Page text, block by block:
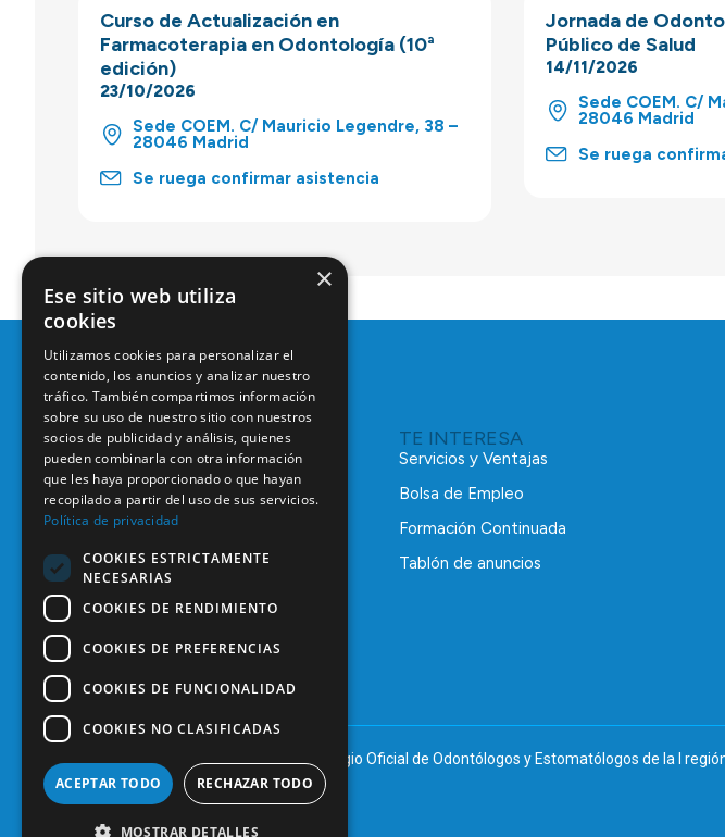
Curso de Actualización en
Farmacoterapia en Odontología (10ª
edición)
23/10/2026
Sede COEM. C/ Mauricio Legendre, 38 –
28046 Madrid
Se ruega confirmar asistencia
Jornada de
Público de Salud
14/11/2026
Sede COEM. C/
28046 Madrid
Se ruega
C/ Mauricio Legendre, 38
28046 Madrid
91 561 29 05
informacion@coem.org.es
TE INTERESA
Servicios y Ventajas
Bolsa de Empleo
Formación Continuada
Tablón de anuncios
© 2025 – COEM – Colegio Oficial de Odontólogos y Estomatólogos de la I
×
Ese sitio web utiliza
cookies
Utilizamos cookies para personalizar el
contenido, los anuncios y analizar nuestro
tráfico. También compartimos información
sobre su uso de nuestro sitio con nuestros
socios de publicidad y análisis, quienes
pueden combinarla con otra información
que les haya proporcionado o que hayan
recopilado a partir del uso de sus servicios.
Política de privacidad
COOKIES ESTRICTAMENTE
NECESARIAS
COOKIES DE RENDIMIENTO
COOKIES DE PREFERENCIAS
COOKIES DE FUNCIONALIDAD
COOKIES NO CLASIFICADAS
ACEPTAR TODO RECHAZAR TODO
MOSTRAR DETALLES